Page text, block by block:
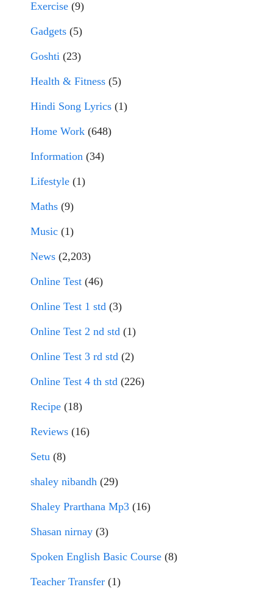
Exercise (9)
Gadgets (5)
Goshti (23)
Health & Fitness (5)
Hindi Song Lyrics (1)
Home Work (648)
Information (34)
Lifestyle (1)
Maths (9)
Music (1)
News (2,203)
Online Test (46)
Online Test 1 std (3)
Online Test 2 nd std (1)
Online Test 3 rd std (2)
Online Test 4 th std (226)
Recipe (18)
Reviews (16)
Setu (8)
shaley nibandh (29)
Shaley Prarthana Mp3 (16)
Shasan nirnay (3)
Spoken English Basic Course (8)
Teacher Transfer (1)